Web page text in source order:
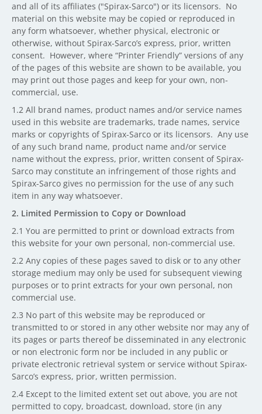
and all of its affiliates ("Spirax-Sarco") or its licensors. No
material on this website may be copied or reproduced in
any form whatsoever, whether physical, electronic or
otherwise, without Spirax-Sarco’s express, prior, written
consent. However, where “Printer Friendly” versions of any
of the pages of this website are shown to be available, you
may print out those pages and keep for your own, non-
commercial, use.
1.2 All brand names, product names and/or service names
used in this website are trademarks, trade names, service
marks or copyrights of Spirax-Sarco or its licensors. Any use
of any such brand name, product name and/or service
name without the express, prior, written consent of Spirax-
Sarco may constitute an infringement of those rights and
Spirax-Sarco gives no permission for the use of any such
item in any way whatsoever.
2. Limited Permission to Copy or Download
2.1 You are permitted to print or download extracts from
this website for your own personal, non-commercial use.
2.2 Any copies of these pages saved to disk or to any other
storage medium may only be used for subsequent viewing
purposes or to print extracts for your own personal, non
commercial use.
2.3 No part of this website may be reproduced or
transmitted to or stored in any other website nor may any of
its pages or parts thereof be disseminated in any electronic
or non electronic form nor be included in any public or
private electronic retrieval system or service without Spirax-
Sarco’s express, prior, written permission.
2.4 Except to the limited extent set out above, you are not
permitted to copy, broadcast, download, store (in any